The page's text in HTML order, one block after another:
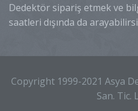
Dedektör sipariş etmek ve
saatleri dışında da
Copyright 1999-2021 Asya
San. Tic.